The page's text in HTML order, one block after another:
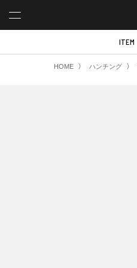
ITEM
HOME 〉 ハンチング 〉